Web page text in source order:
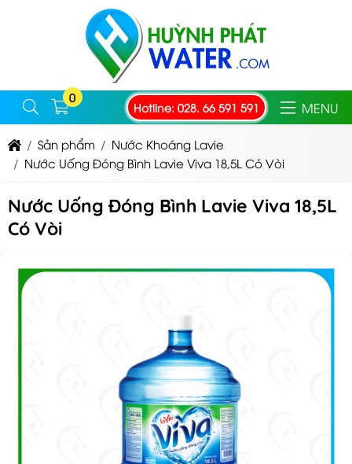
0
Hotline: 028. 66 591 591 MENU
Sản phẩm
Nước Khoáng Lavie
Nước Uống Đóng Bình Lavie Viva 18,5L Có Vòi
Nước Uống Đóng Bình Lavie Viva 18,5L
Có Vòi